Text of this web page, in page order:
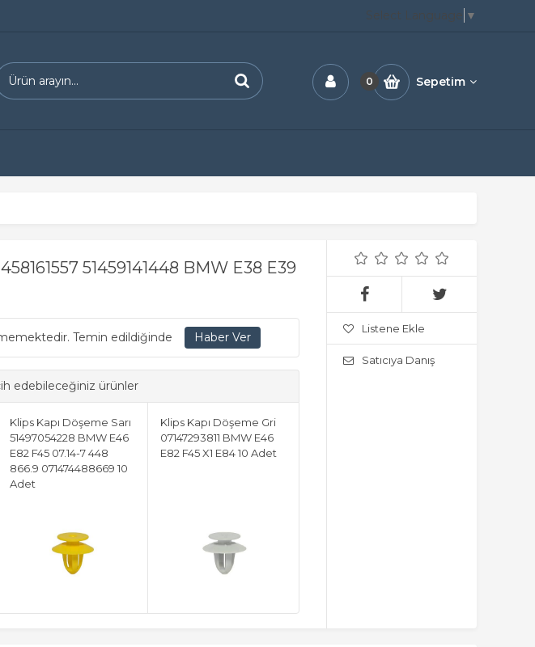
Select Language ▼
0 Sepetim
51459141448 BMW E38 E39
Temin edildiğinde
edebileceğiniz ürünler
Klips Kapı Döşeme Sarı
51497054228 BMW E46
E82 F45 07.14-7 448
866.9 071474488669 10
Adet
Klips Kapı Döşeme Gri
07147293811 BMW E46
E82 F45 X1 E84 10 Adet
Listene Ekle
Satıcıya Danış